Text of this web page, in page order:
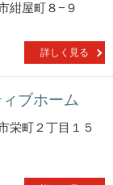
紺屋町８−９
詳しく見る
ブホーム
栄町２丁目１５